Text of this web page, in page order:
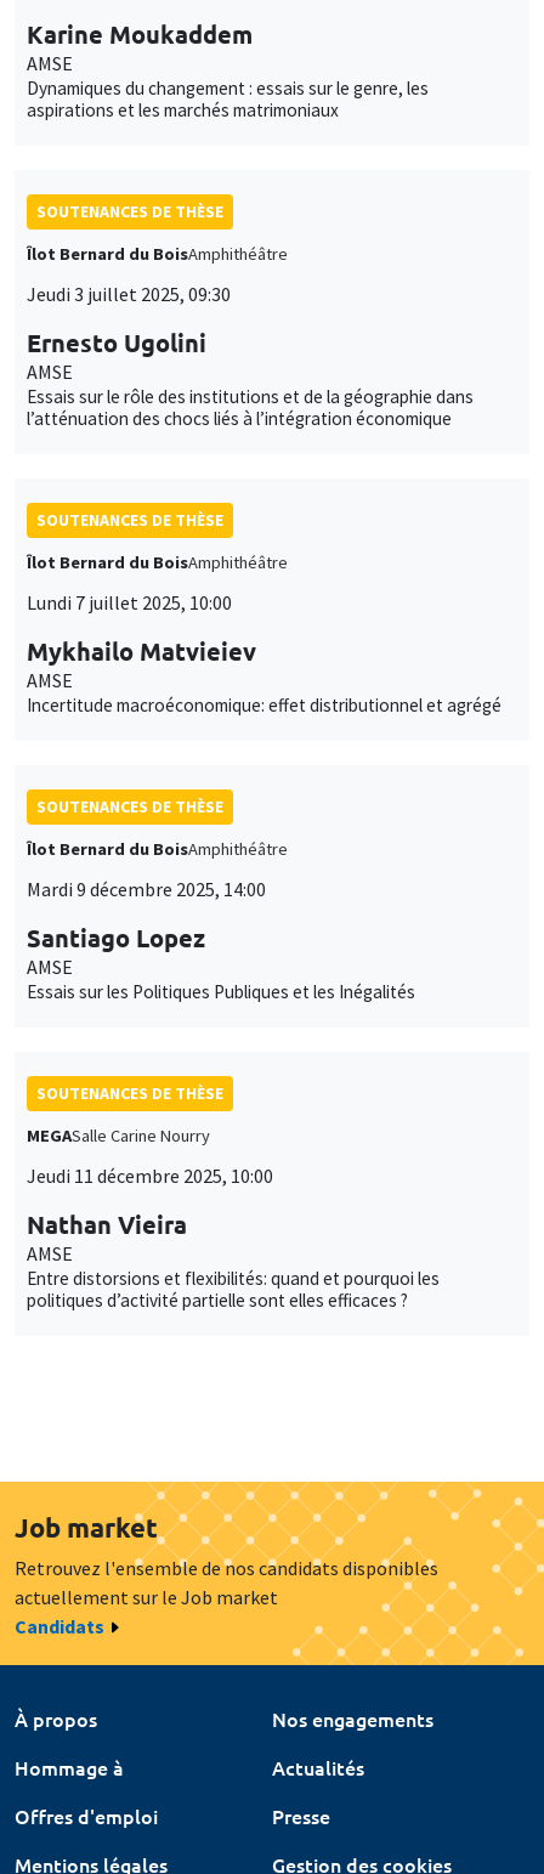
Karine Moukaddem
AMSE
Dynamiques du changement : essais sur le genre, les
aspirations et les marchés matrimoniaux
SOUTENANCES DE THÈSE
Îlot Bernard du BoisAmphithéâtre
Jeudi 3 juillet 2025, 09:30
Ernesto Ugolini
AMSE
Essais sur le rôle des institutions et de la géographie dans
l’atténuation des chocs liés à l’intégration économique
SOUTENANCES DE THÈSE
Îlot Bernard du BoisAmphithéâtre
Lundi 7 juillet 2025, 10:00
Mykhailo Matvieiev
AMSE
Incertitude macroéconomique: effet distributionnel et agrégé
SOUTENANCES DE THÈSE
Îlot Bernard du BoisAmphithéâtre
Mardi 9 décembre 2025, 14:00
Santiago Lopez
AMSE
Essais sur les Politiques Publiques et les Inégalités
SOUTENANCES DE THÈSE
MEGASalle Carine Nourry
Jeudi 11 décembre 2025, 10:00
Nathan Vieira
AMSE
Entre distorsions et flexibilités: quand et pourquoi les
politiques d’activité partielle sont elles efficaces ?
Job market
Retrouvez l'ensemble de nos candidats disponibles
actuellement sur le Job market
Candidats
À propos
Nos engagements
Hommage à
Actualités
Offres d'emploi
Presse
Mentions légales
Gestion des cookies